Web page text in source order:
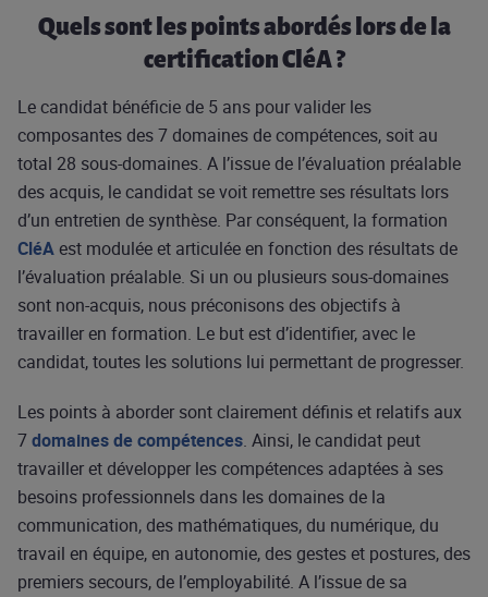
Quels sont les points abordés lors de la
certification CléA ?
Le candidat bénéficie de 5 ans pour valider les
composantes des 7 domaines de compétences, soit au
total 28 sous-domaines. A l’issue de l’évaluation préalable
des acquis, le candidat se voit remettre ses résultats lors
d’un entretien de synthèse. Par conséquent, la formation
CléAest modulée et articulée en fonction des résultats de
l’évaluation préalable. Si un ou plusieurs sous-domaines
sont non-acquis, nous préconisons des objectifs à
travailler en formation. Le but est d’identifier, avec le
candidat, toutes les solutions lui permettant de progresser.
Les points à aborder sont clairement définis et relatifs aux
7domaines de compétences. Ainsi, le candidat peut
travailler et développer les compétences adaptées à ses
besoins professionnels dans les domaines de la
communication, des mathématiques, du numérique, du
travail en équipe, en autonomie, des gestes et postures, des
premiers secours, de l’employabilité. A l’issue de sa